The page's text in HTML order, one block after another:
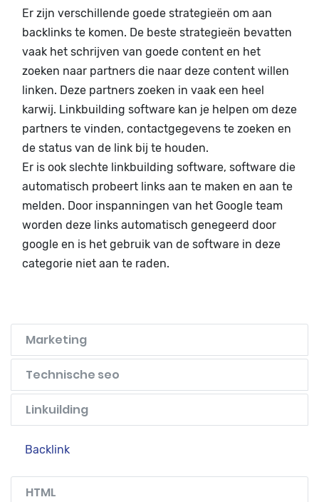
Er zijn verschillende goede strategieën om aan
backlinks te komen. De beste strategieën bevatten
vaak het schrijven van goede content en het
zoeken naar partners die naar deze content willen
linken. Deze partners zoeken in vaak een heel
karwij. Linkbuilding software kan je helpen om deze
partners te vinden, contactgegevens te zoeken en
de status van de link bij te houden.
Er is ook slechte linkbuilding software, software die
automatisch probeert links aan te maken en aan te
melden. Door inspanningen van het Google team
worden deze links automatisch genegeerd door
google en is het gebruik van de software in deze
categorie niet aan te raden.
Marketing
Technische seo
Linkuilding
Backlink
HTML